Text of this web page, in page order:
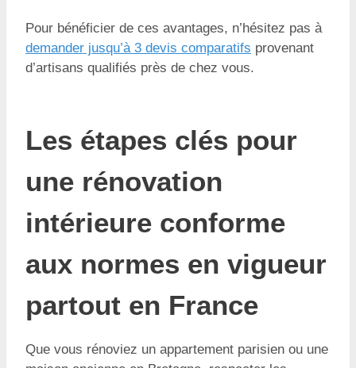
Pour bénéficier de ces avantages, n’hésitez pas à
demander jusqu’à 3 devis comparatifs provenant
d’artisans qualifiés près de chez vous.
Les étapes clés pour
une rénovation
intérieure conforme
aux normes en vigueur
partout en France
Que vous rénoviez un appartement parisien ou une